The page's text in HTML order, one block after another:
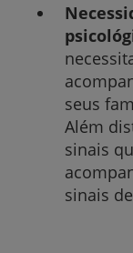
seus
Além
sinais
sinais